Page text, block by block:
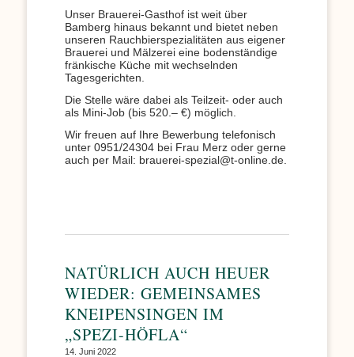
Unser Brauerei-Gasthof ist weit über
Bamberg hinaus bekannt und bietet neben
unseren Rauchbierspezialitäten aus eigener
Brauerei und Mälzerei eine bodenständige
fränkische Küche mit wechselnden
Tagesgerichten.
Die Stelle wäre dabei als Teilzeit- oder auch
als Mini-Job (bis 520.– €) möglich.
Wir freuen auf Ihre Bewerbung telefonisch
unter 0951/24304 bei Frau Merz oder gerne
auch per Mail: brauerei-spezial@t-online.de.
NATÜRLICH AUCH HEUER
WIEDER: GEMEINSAMES
KNEIPENSINGEN IM
„SPEZI-HÖFLA“
14. Juni 2022